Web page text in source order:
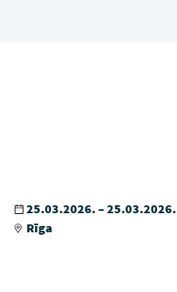
25.03.2026. – 25.03.2026.
Rīga